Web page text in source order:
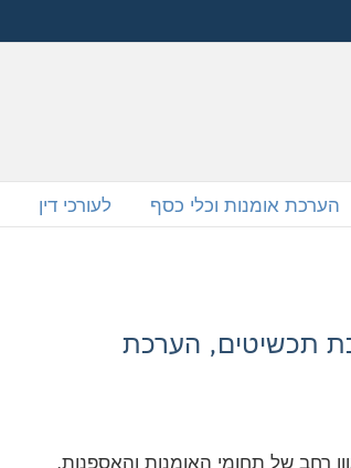
הערכת אומנות וכלי כסף לעורכי דין
תכשיטים, הערכת